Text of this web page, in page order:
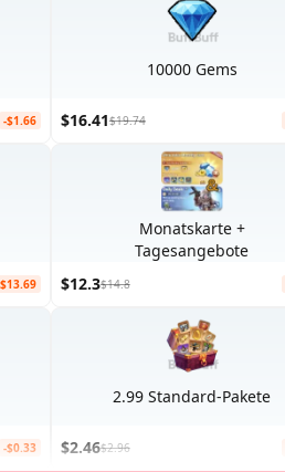
-$1.66
10000 Gems
$16.41$19.74
Monatskarte +
Tagesangebote
$12.3$14.8
-$0.33
2.99 Standard-Pakete
$2.46$2.96